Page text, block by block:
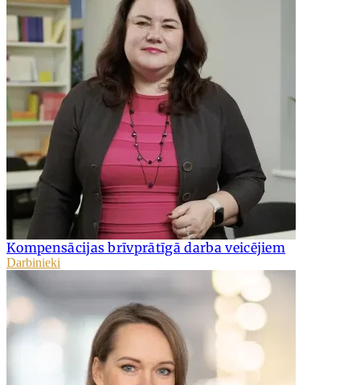
Kompensācijas brīvprātīgā darba veicējiem
Darbinieki